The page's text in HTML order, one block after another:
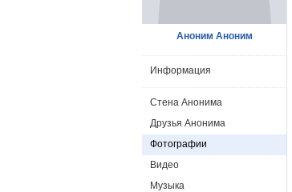
Аноним Аноним
Информация
Стена Анонима
Друзья Анонима
Фотографии
Видео
Музыка